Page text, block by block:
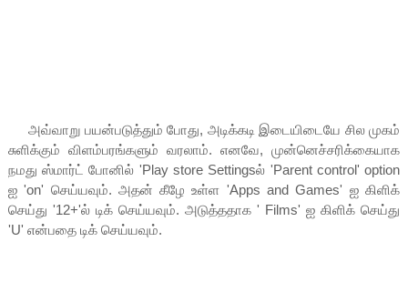
அவ்வாறு பயன்படுத்தும் போது, அடிக்கடி இடையிடையே சில முகம்
சுளிக்கும் விளம்பரங்களும் வரலாம். எனவே, முன்னெச்சரிக்கையாக
நமது ஸ்மார்ட் போனில் 'Play store Settingsல் 'Parent control' option
ஐ 'on' செய்யவும். அதன் கீழே உள்ள 'Apps and Games' ஐ கிளிக்
செய்து '12+'ல் டிக் செய்யவும். அடுத்ததாக ' Films' ஐ கிளிக் செய்து
'U' என்பதை டிக் செய்யவும்.